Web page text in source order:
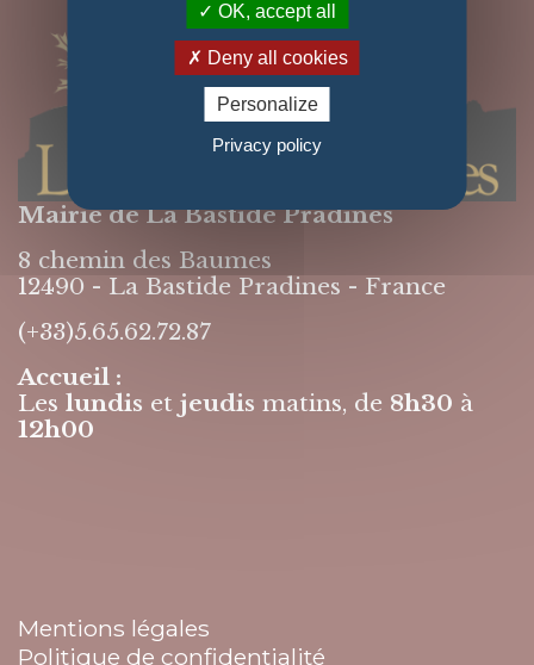
Mairie de La Bastide Pradines
8 chemin des Baumes
12490 - La Bastide Pradines - France
(+33)5.65.62.72.87
Accueil :
Les lundis et jeudis matins, de 8h30 à
12h00
Mentions légales
Politique de confidentialité
OK, accept all
Deny all cookies
Personalize
Privacy policy